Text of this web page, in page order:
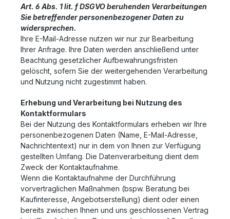
Art. 6 Abs. 1 lit. f DSGVO beruhenden Verarbeitungen
Sie betreffender personenbezogener Daten zu
widersprechen.
Ihre E-Mail-Adresse nutzen wir nur zur Bearbeitung
Ihrer Anfrage. Ihre Daten werden anschließend unter
Beachtung gesetzlicher Aufbewahrungsfristen
gelöscht, sofern Sie der weitergehenden Verarbeitung
und Nutzung nicht zugestimmt haben.
Erhebung und Verarbeitung bei Nutzung des
Kontaktformulars
Bei der Nutzung des Kontaktformulars erheben wir Ihre
personenbezogenen Daten (Name, E-Mail-Adresse,
Nachrichtentext) nur in dem von Ihnen zur Verfügung
gestellten Umfang. Die Datenverarbeitung dient dem
Zweck der Kontaktaufnahme.
Wenn die Kontaktaufnahme der Durchführung
vorvertraglichen Maßnahmen (bspw. Beratung bei
Kaufinteresse, Angebotserstellung) dient oder einen
bereits zwischen Ihnen und uns geschlossenen Vertrag